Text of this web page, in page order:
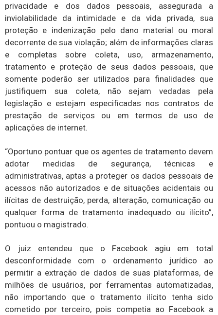
privacidade e dos dados pessoais, assegurada a
inviolabilidade da intimidade e da vida privada, sua
proteção e indenização pelo dano material ou moral
decorrente de sua violação; além de informações claras
e completas sobre coleta, uso, armazenamento,
tratamento e proteção de seus dados pessoais, que
somente poderão ser utilizados para finalidades que
justifiquem sua coleta, não sejam vedadas pela
legislação e estejam especificadas nos contratos de
prestação de serviços ou em termos de uso de
aplicações de internet.
“Oportuno pontuar que os agentes de tratamento devem
adotar medidas de segurança, técnicas e
administrativas, aptas a proteger os dados pessoais de
acessos não autorizados e de situações acidentais ou
ilícitas de destruição, perda, alteração, comunicação ou
qualquer forma de tratamento inadequado ou ilícito”,
pontuou o magistrado.
O juiz entendeu que o Facebook agiu em total
desconformidade com o ordenamento jurídico ao
permitir a extração de dados de suas plataformas, de
milhões de usuários, por ferramentas automatizadas,
não importando que o tratamento ilícito tenha sido
cometido por terceiro, pois competia ao Facebook a